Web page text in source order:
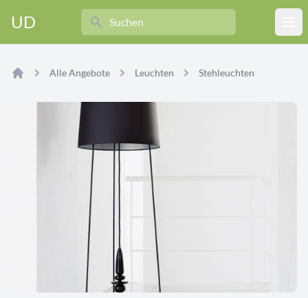
UD
Search
Alle Angebote Leuchten Stehleuchten